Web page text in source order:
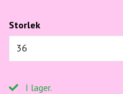
Storlek
36
I lager.